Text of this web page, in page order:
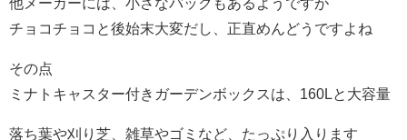
チョコチョコと後始末大変だし、正直めんどうですよね
その点
ミナトキャスター付きガーデンボックスは、160Lと大容量
落ち葉や刈り芝、雑草やゴミなど、たっぷり入ります